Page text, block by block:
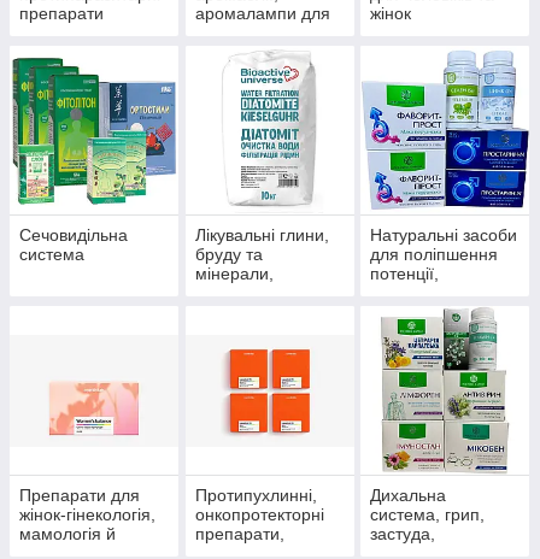
препарати
аромалампи для
приміщень
жінок
Сечовидільна
система
Лікувальні глини,
бруду та
мінерали,
прийняття ванн.
Натуральні засоби
для поліпшення
потенції,
чоловічого
здоров'я
Препарати для
жінок-гінекологія,
мамологія й
Протипухлинні,
онкопротекторні
препарати,
Дихальна
система, грип,
застуда,